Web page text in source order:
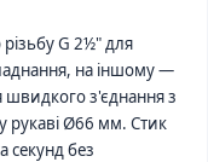
G 2½" для
на іншому —
швидкого з'єднання з
рукаві Ø66 мм. Стик
секунд без